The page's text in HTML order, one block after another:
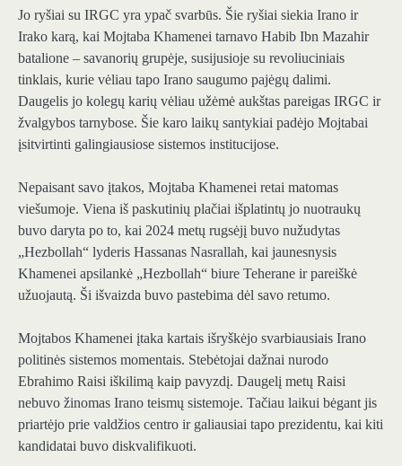
Jo ryšiai su IRGC yra ypač svarbūs. Šie ryšiai siekia Irano ir
Irako karą, kai Mojtaba Khamenei tarnavo Habib Ibn Mazahir
batalione – savanorių grupėje, susijusioje su revoliuciniais
tinklais, kurie vėliau tapo Irano saugumo pajėgų dalimi.
Daugelis jo kolegų karių vėliau užėmė aukštas pareigas IRGC ir
žvalgybos tarnybose. Šie karo laikų santykiai padėjo Mojtabai
įsitvirtinti galingiausiose sistemos institucijose.
Nepaisant savo įtakos, Mojtaba Khamenei retai matomas
viešumoje. Viena iš paskutinių plačiai išplatintų jo nuotraukų
buvo daryta po to, kai 2024 metų rugsėjį buvo nužudytas
„Hezbollah“ lyderis Hassanas Nasrallah, kai jaunesnysis
Khamenei apsilankė „Hezbollah“ biure Teherane ir pareiškė
užuojautą. Ši išvaizda buvo pastebima dėl savo retumo.
Mojtabos Khamenei įtaka kartais išryškėjo svarbiausiais Irano
politinės sistemos momentais. Stebėtojai dažnai nurodo
Ebrahimo Raisi iškilimą kaip pavyzdį. Daugelį metų Raisi
nebuvo žinomas Irano teismų sistemoje. Tačiau laikui bėgant jis
priartėjo prie valdžios centro ir galiausiai tapo prezidentu, kai kiti
kandidatai buvo diskvalifikuoti.